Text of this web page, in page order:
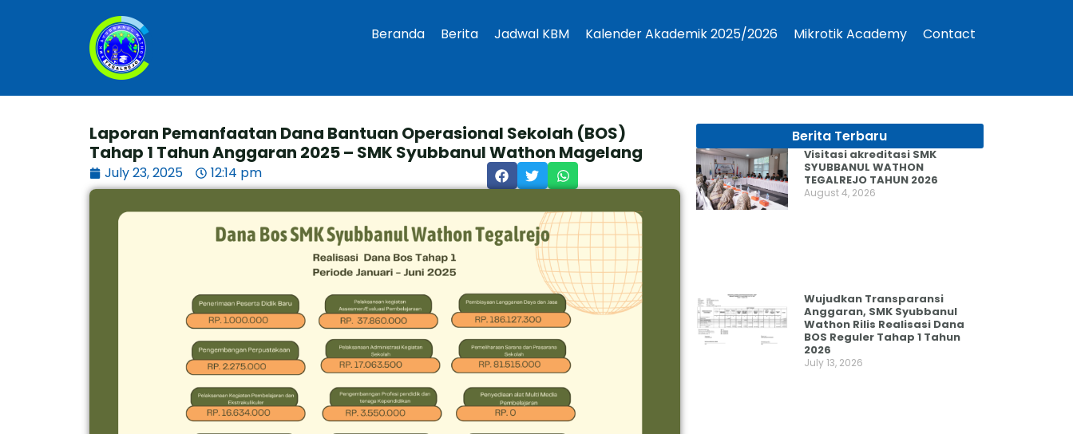
Beranda Berita Jadwal KBM Kalender Akademik 2025/2026 Mikrotik Academy Contact
Laporan Pemanfaatan Dana Bantuan Operasional Sekolah (BOS)
Tahap 1 Tahun Anggaran 2025 – SMK Syubbanul Wathon Magelang
July 23, 2025 12:14 pm
Berita Terbaru
Visitasi akreditasi SMK
SYUBBANUL WATHON
TEGALREJO TAHUN 2026
August 4, 2026
Wujudkan Transparansi
Anggaran, SMK Syubbanul
Wathon Rilis Realisasi Dana
BOS Reguler Tahap 1 Tahun
2026
July 13, 2026